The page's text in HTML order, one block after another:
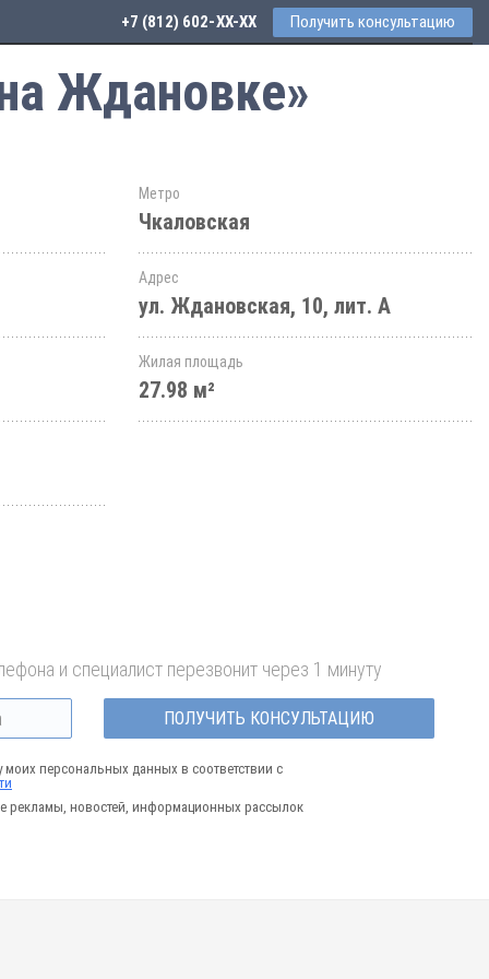
+7 (812) 602-44-77 Получить консультацию
Ждановке»
Метро
Чкаловская
Адрес
ул. Ждановская, 10, лит. А
Жилая площадь
27.98 м²
и специалист перезвонит через 1 минуту
ПОЛУЧИТЬ КОНСУЛЬТАЦИЮ
моих персональных данных в соответствии с
рекламы, новостей, информационных рассылок